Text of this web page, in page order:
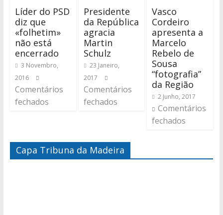
Líder do PSD
diz que
«folhetim»
não está
encerrado
3 Novembro,
2016
Comentários
fechados
Presidente
da República
agracia
Martin
Schulz
23 Janeiro,
2017
Comentários
fechados
Vasco
Cordeiro
apresenta a
Marcelo
Rebelo de
Sousa
“fotografia”
da Região
2 Junho, 2017
Comentários
fechados
Capa Tribuna da Madeira